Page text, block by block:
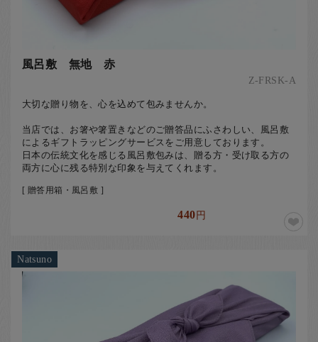
風呂敷 無地 赤
Z-FRSK-A
大切な贈り物を、心を込めて包みませんか。
当店では、お箸や箸置きなどのご贈答品にふさわしい、風呂敷
によるギフトラッピングサービスをご用意しております。
日本の伝統文化を感じる風呂敷包みは、贈る方・受け取る方の
両方に心に残る特別な印象を与えてくれます。
[ 贈答用箱・風呂敷 ]
440円
Natsuno